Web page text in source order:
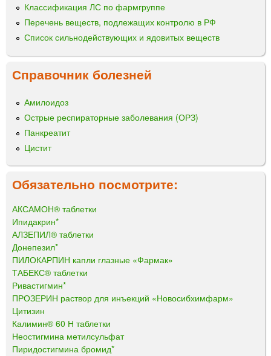
Классификация ЛС по фармгруппе
Перечень веществ, подлежащих контролю в РФ
Список сильнодействующих и ядовитых веществ
Справочник болезней
Амилоидоз
Острые респираторные заболевания (ОРЗ)
Панкреатит
Цистит
Обязательно посмотрите:
АКСАМОН® таблетки
Ипидакрин*
АЛЗЕПИЛ® таблетки
Донепезил*
ПИЛОКАРПИН капли глазные «Фармак»
ТАБЕКС® таблетки
Ривастигмин*
ПРОЗЕРИН раствор для инъекций «Новосибхимфарм»
Цитизин
Калимин® 60 Н таблетки
Неостигмина метилсульфат
Пиридостигмина бромид*